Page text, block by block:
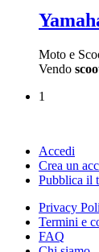
Moto e
Vendo
1
Accedi
Crea un
Pubblica il
Privacy
Termini e
FAQ